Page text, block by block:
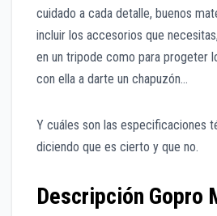
cuidado a cada detalle, buenos
incluir los accesorios que
en un tripode como para progeter
con ella a darte un chapuzón…
Y cuáles son las especificaciones
diciendo que es cierto y que no.
Descripción Gopro